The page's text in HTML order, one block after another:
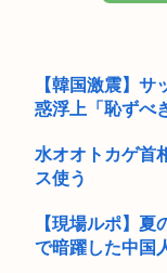
【大阪】58歳日本
高市早苗、3000万
た後...
【画像】ギャルさ
の宿をS...
【画像あり】女子
歌手の松山千春さ
【韓国激震】
惑浮上「恥ずべ
水オオトカゲ首
ス使う
【現場ルポ】
で暗躍した中国